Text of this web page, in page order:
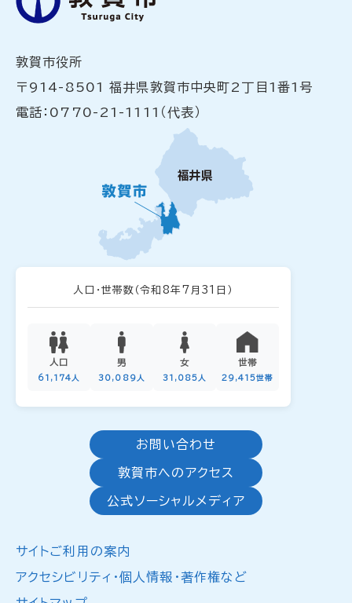
敦賀市役所
〒914-8501 福井県敦賀市中央町2丁目1番1号
電話：0770-21-1111（代表）
人口・世帯数 （令和8年7月31日）
人口
61,174人
男
30,089人
女
31,085人
世帯
29,415世帯
お問い合わせ
敦賀市へのアクセス
公式ソーシャルメディア
サイトご利用の案内
アクセシビリティ・個人情報・著作権など